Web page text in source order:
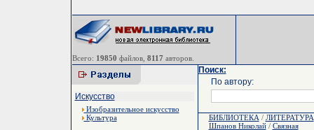
Всего: 19850 файлов, 8117 авторов.
Искусство
Изобразительное искусство
Культура
Поиск:
По автору:
БИБЛИОТЕКА / ЛИТЕРАТУРА
Шпанов Николай/ Связная